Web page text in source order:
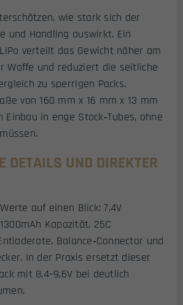
wie stark sich der
und Handling auswirkt. Ein
verteilt das Gewicht näher am
Waffe und reduziert die seitliche
zu sperrigen Packs.
von 160 mm x 16 mm x 13 mm
Einbau in enge Stock‑Tubes, ohne
DETAILS UND DIREKTER
auf einen Blick: 7,4V
Kapazität, 25C
Balance‑Connector und
In der Praxis ersetzt dieser
mit 8,4–9,6V bei deutlich